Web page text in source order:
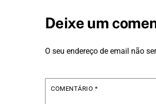
Deixe um
O seu endereço de email não
COMENTÁRIO *